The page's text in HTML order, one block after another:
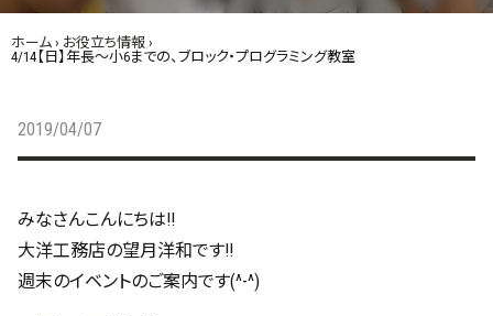
ホーム › お役立ち情報 ›
4/14【日】年長～小6までの、ブロック・プログラミング教室
2019/04/07
みなさんこんにちは!!
大洋工務店の望月洋和です!!
週末のイベントのご案内です(^-^)